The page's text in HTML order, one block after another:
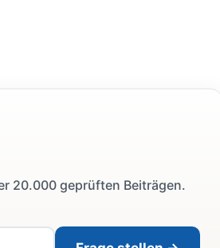
20.000 geprüften Beiträgen.